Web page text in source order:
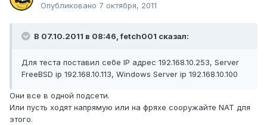
Опубликовано 7 октября, 2011
В 07.10.2011 в 08:46, fetch001 сказал:
Для теста поставил себе IP адрес 192.168.10.253, Server
FreeBSD ip 192.168.10.113, Windows Server ip 192.168.10.100
Они все в одной подсети.
Или пусть ходят напрямую или на фряхе сооружайте NAT для
этого.